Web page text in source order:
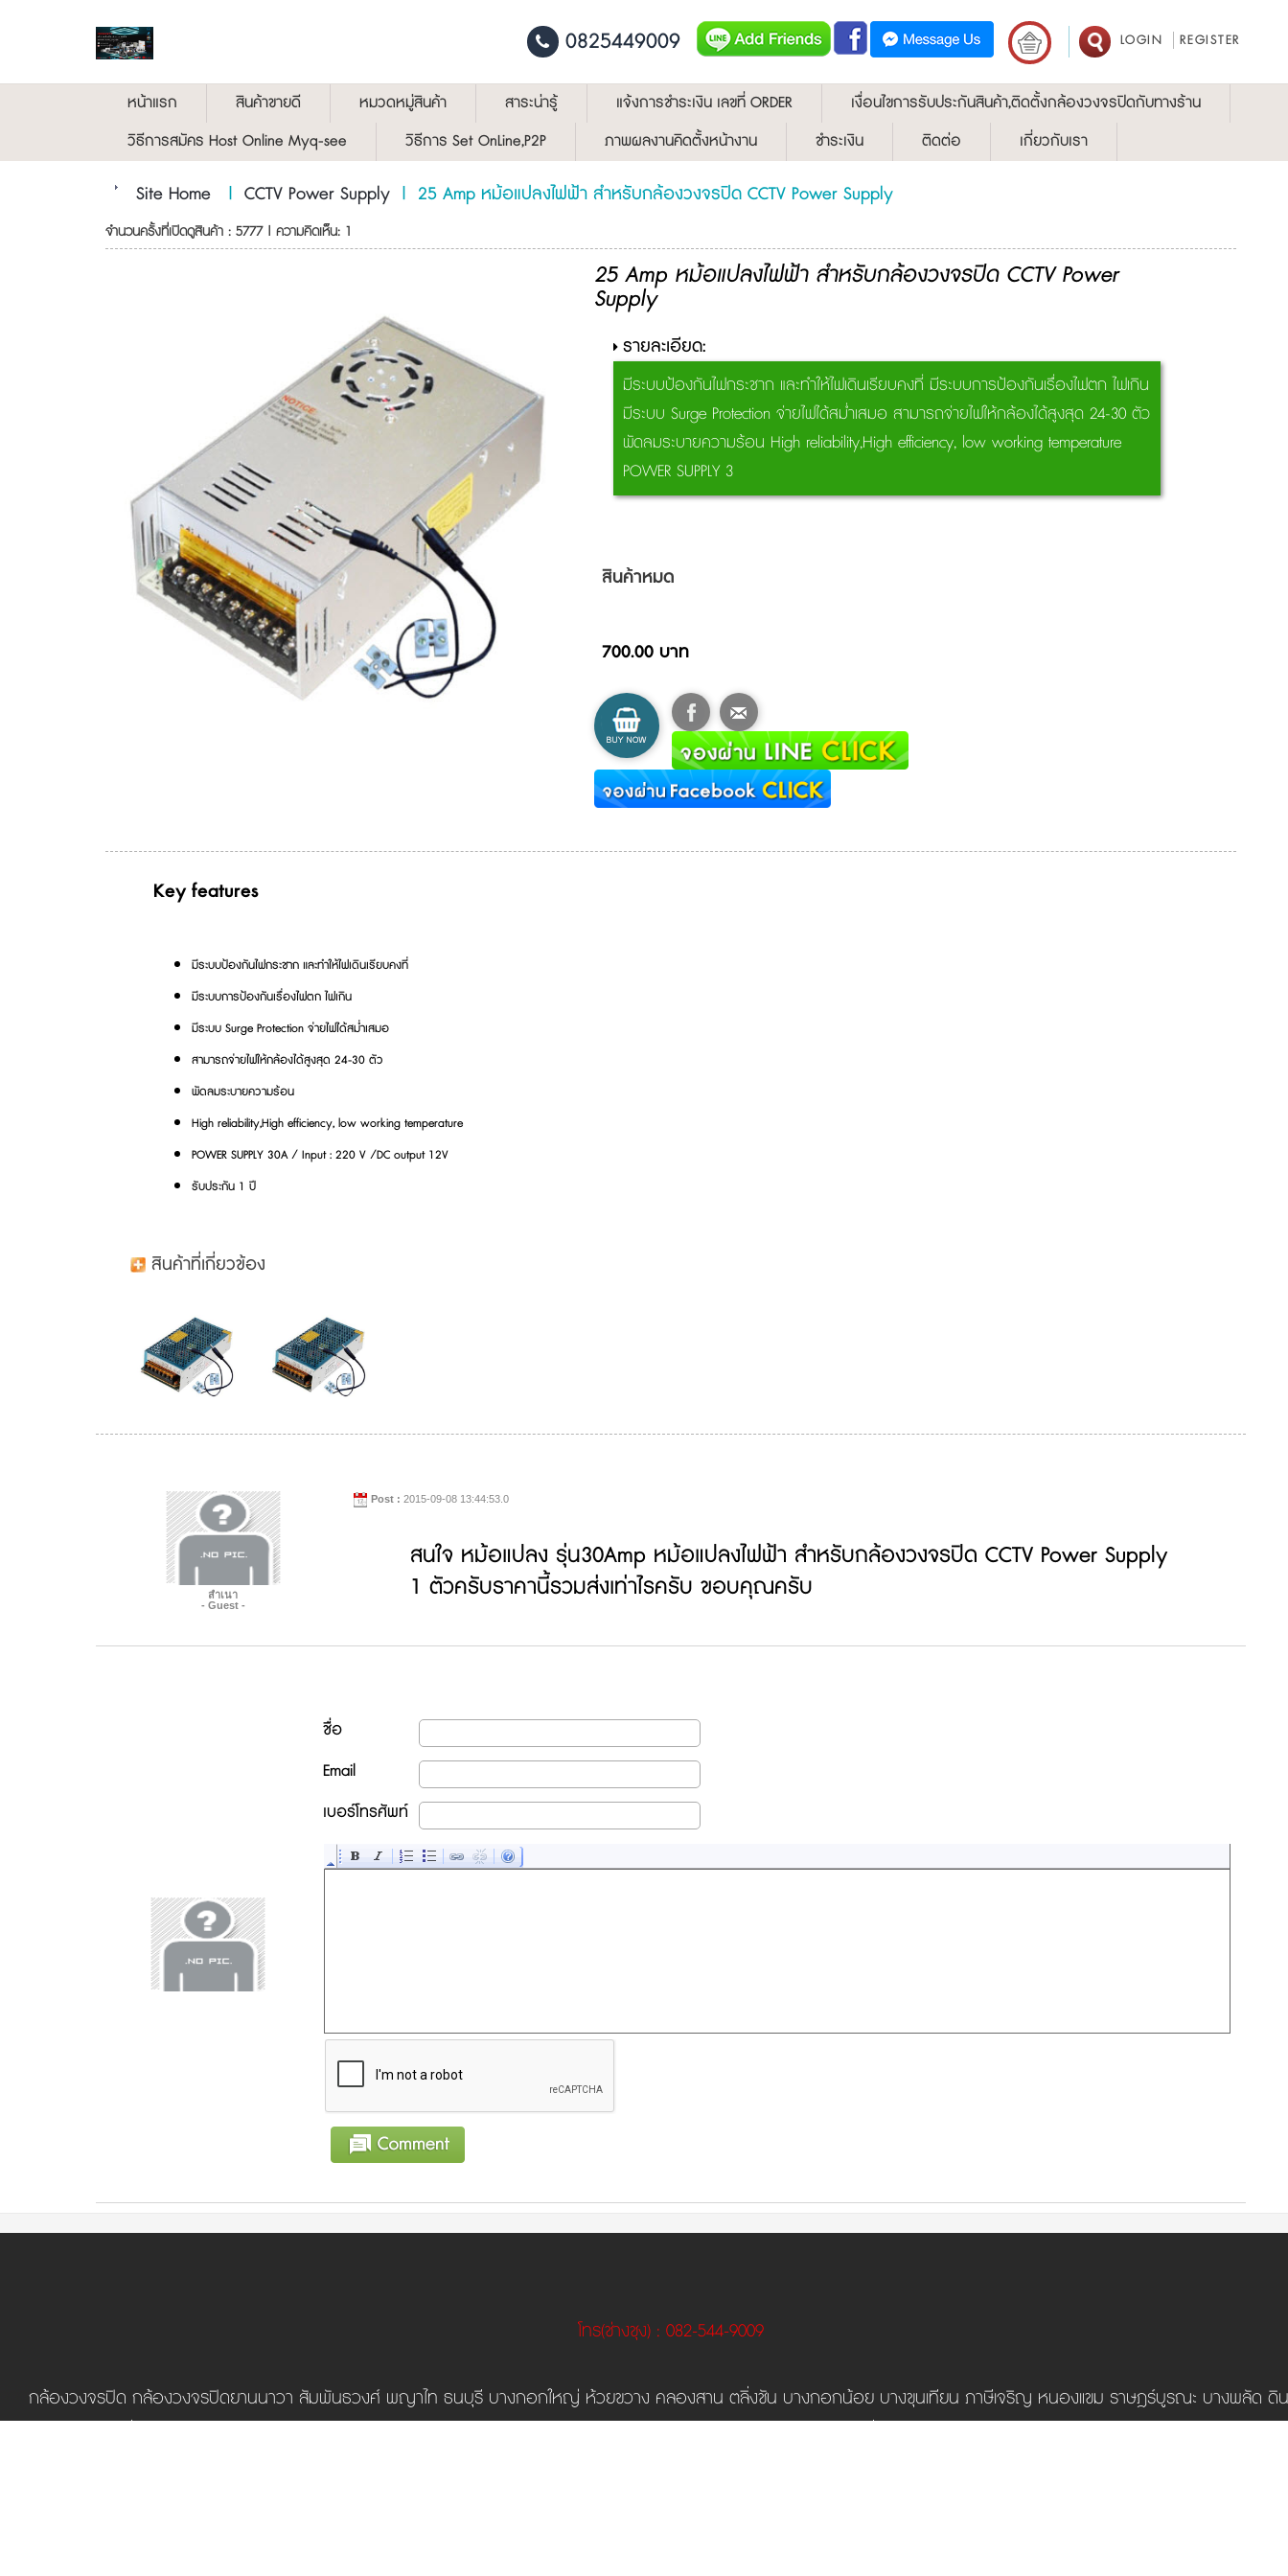
LOGIN REGISTER
0825449009
หน้าแรก สินค้าขายดี หมวดหมู่สินค้า สาระน่ารู้ แจ้งการชำระเงิน เลขที่ ORDER
เงื่อนไขการรับประกันสินค้า,ติดตั้งกล้องวงจรปิดกับทางร้าน
วิธีการสมัคร Host Online Myq-see
วิธีการ Set OnLine,P2P ภาพผลงานคิดตั้งหน้างาน ชำระเงิน ติดต่อ เกี่ยวกับเรา
Site Home | CCTV Power Supply | 25 Amp หม้อแปลงไฟฟ้า สำหรับกล้องวงจรปิด CCTV Power Supply
จำนวนครั้งที่เปิดดูสินค้า : 5777 | ความคิดเห็น: 1
25 Amp หม้อแปลงไฟฟ้า สำหรับกล้องวงจรปิด CCTV Power
Supply
รายละเอียด:
มีระบบป้องกันไฟกระชาก และทำให้ไฟเดินเรียบคงที่ มีระบบการป้องกันเรื่องไฟตก ไฟเกิน
มีระบบ Surge Protection จ่ายไฟได้สม่ำเสมอ สามารถจ่ายไฟให้กล้องได้สูงสุด 24-30 ตัว
พัดลมระบายความร้อน High reliability,High efficiency, low working temperature
POWER SUPPLY 3
สินค้าหมด
700.00 บาท
Key features
มีระบบป้องกันไฟกระชาก และทำให้ไฟเดินเรียบคงที่
มีระบบการป้องกันเรื่องไฟตก ไฟเกิน
มีระบบ Surge Protection จ่ายไฟได้สม่ำเสมอ
สามารถจ่ายไฟให้กล้องได้สูงสุด 24-30 ตัว
พัดลมระบายความร้อน
High reliability,High efficiency, low working temperature
POWER SUPPLY 30A / Input : 220 V /DC output 12V
รับประกัน 1 ปี
สินค้าที่เกี่ยวข้อง
สำเนา
- Guest -
Post : 2015-09-08 13:44:53.0
สนใจ หม้อแปลง รุ่น30Amp หม้อแปลงไฟฟ้า สำหรับกล้องวงจรปิด CCTV Power Supply
1 ตัวครับราคานี้รวมส่งเท่าไรครับ ขอบคุณครับ
ชื่อ
Email
เบอร์โทรศัพท์
โทร(ช่างชุง) : 082-544-9009
กล้องวงจรปิด กล้องวงจรปิดยานนาวา สัมพันธวงศ์ พญาไท ธนบุรี บางกอกใหญ่ ห้วยขวาง คลองสาน ตลิ่งชัน บางกอกน้อย บางขุนเทียน ภาษีเจริญ หนองแขม ราษฎร์บูรณะ บางพลัด ดิ